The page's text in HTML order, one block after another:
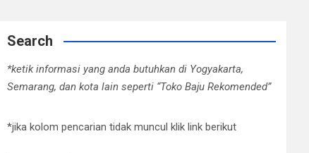
Search
*ketik informasi yang anda butuhkan di Yogyakarta,
Semarang, dan kota lain seperti “Toko Baju Rekomended”
*jika kolom pencarian tidak muncul klik link berikut